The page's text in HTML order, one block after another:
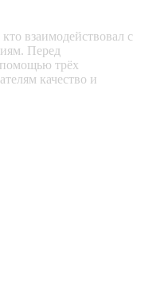
взаимодействовал с
Перед
трёх
качество и